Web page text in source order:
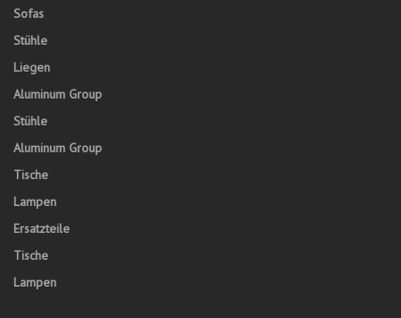
Sofas
Stühle
Liegen
Aluminum Group
Stühle
Aluminum Group
Tische
Lampen
Ersatzteile
Tische
Lampen